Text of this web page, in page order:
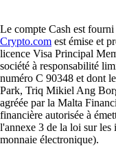
Le compte Cash est
Crypto.com est émise et
licence Visa Principal
société à responsabilité
numéro C 90348 et dont
Park, Triq Mikiel Ang
agréée par la Malta
financière autorisée à
l'annexe 3 de la loi sur
monnaie électronique).